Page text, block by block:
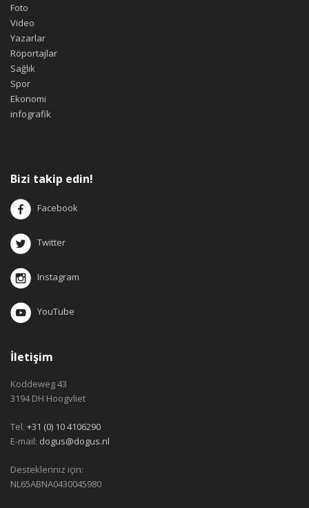
Foto
Video
Yazarlar
Röportajlar
Sağlık
Spor
Ekonomi
infografik
Bizi takip edin!
Facebook
Twitter
Instagram
YouTube
İletişim
Koddeweg 43
3194 DH Hoogvliet
Tel. +31 (0) 10 4106290
E-mail: dogus@dogus.nl
Destekleriniz için:
NL65ABNA0430045980